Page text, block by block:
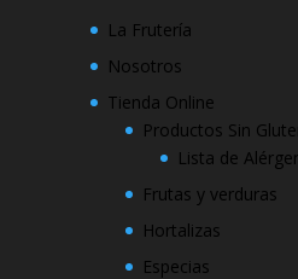
La Frutería
Nosotros
Tienda Online
Productos Sin
Lista de
Frutas y verduras
Hortalizas
Especias